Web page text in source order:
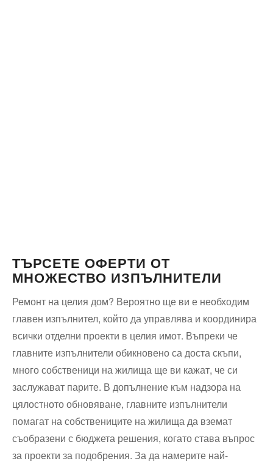
ТЪРСЕТЕ ОФЕРТИ ОТ
МНОЖЕСТВО ИЗПЪЛНИТЕЛИ
Ремонт на целия дом? Вероятно ще ви е необходим
главен изпълнител, който да управлява и координира
всички отделни проекти в целия имот. Въпреки че
главните изпълнители обикновено са доста скъпи,
много собственици на жилища ще ви кажат, че си
заслужават парите. В допълнение към надзора на
цялостното обновяване, главните изпълнители
помагат на собствениците на жилища да вземат
съобразени с бюджета решения, когато става въпрос
за проекти за подобрения. За да намерите най-